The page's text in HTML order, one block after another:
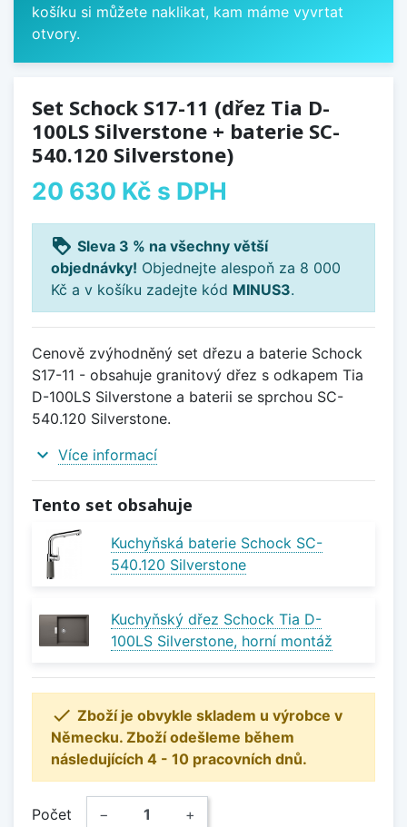
košíku si můžete naklikat, kam máme vyvrtat
otvory.
Set Schock S17-11 (dřez Tia D-
100LS Silverstone + baterie SC-
540.120 Silverstone)
20 630 Kč s DPH
loyalty Sleva 3 % na všechny větší
objednávky! Objednejte alespoň za 8 000
Kč a v košíku zadejte kód MINUS3.
Cenově zvýhodněný set dřezu a baterie Schock
S17-11 - obsahuje granitový dřez s odkapem Tia
D-100LS Silverstone a baterii se sprchou SC-
540.120 Silverstone.
expand_more Více informací
Tento set obsahuje
Kuchyňská baterie Schock SC-
540.120 Silverstone
Kuchyňský dřez Schock Tia D-
100LS Silverstone, horní montáž
 Zboží je obvykle skladem u výrobce v
Německu. Zboží odešleme během
následujících 4 - 10 pracovních dnů.
Počet − +